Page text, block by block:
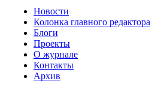
Новости
Колонка главного редактора
Блоги
Проекты
О журнале
Контакты
Архив